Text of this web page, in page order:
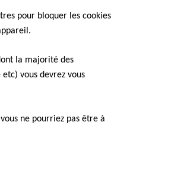
pour bloquer les cookies
la majorité des
vous devrez vous
ne pourriez pas être à